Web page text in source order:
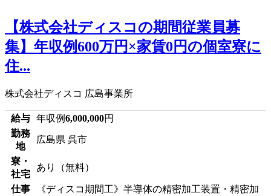
【株式会社ディスコの期間従業員募
集】年収例600万円×家賃0円の個室寮に
住...
株式会社ディスコ 広島事業所
給与 年収例6,000,000円
勤務
地
広島県 呉市
寮・
社宅
あり（無料）
仕事
《ディスコ期間工》半導体の精密加工装置・精密加